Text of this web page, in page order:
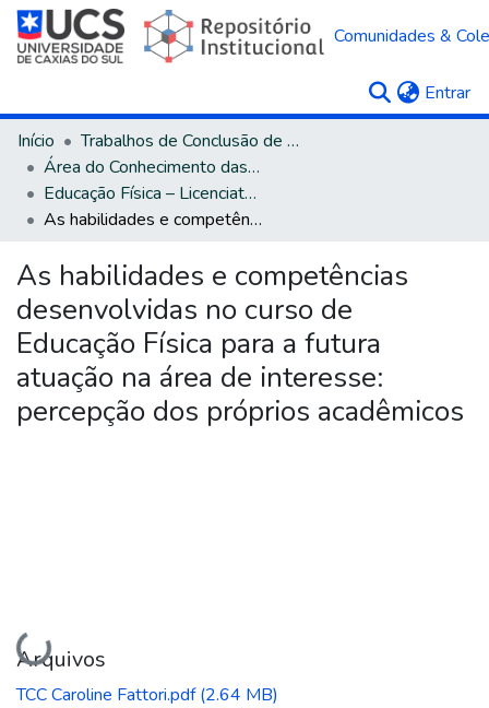
Comunidades &
Entrar
Início
Trabalhos de Conclusão de Curso
Área do Conhecimento das Ciências da Saúde
Educação Física – Licenciatura
As habilidades e competências desenvolvidas no curso de Educação Física para a futura atuação na área de interesse: percepção dos próprios acadêmicos
As habilidades e competências
desenvolvidas no curso de
Educação Física para a futura
atuação na área de interesse:
percepção dos próprios acadêmicos
Carregando...
Arquivos
TCC Caroline Fattori.pdf(2.64 MB)